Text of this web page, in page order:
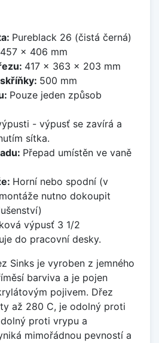
Pureblack 26 (čistá černá)
457 x 406 mm
417 x 363 x 203 mm
500 mm
Pouze jeden způsob
- výpusť se zavírá a
sítka.
Přepad umístěn ve vaně
Horní nebo spodní (v
nutno dokoupit
výpusť 3 1/2
do pracovní desky.
Sinks je vyroben z jemného
barviva a je pojen
pojivem. Dřez
až 280 C, je odolný proti
proti vrypu a
mimořádnou pevností a